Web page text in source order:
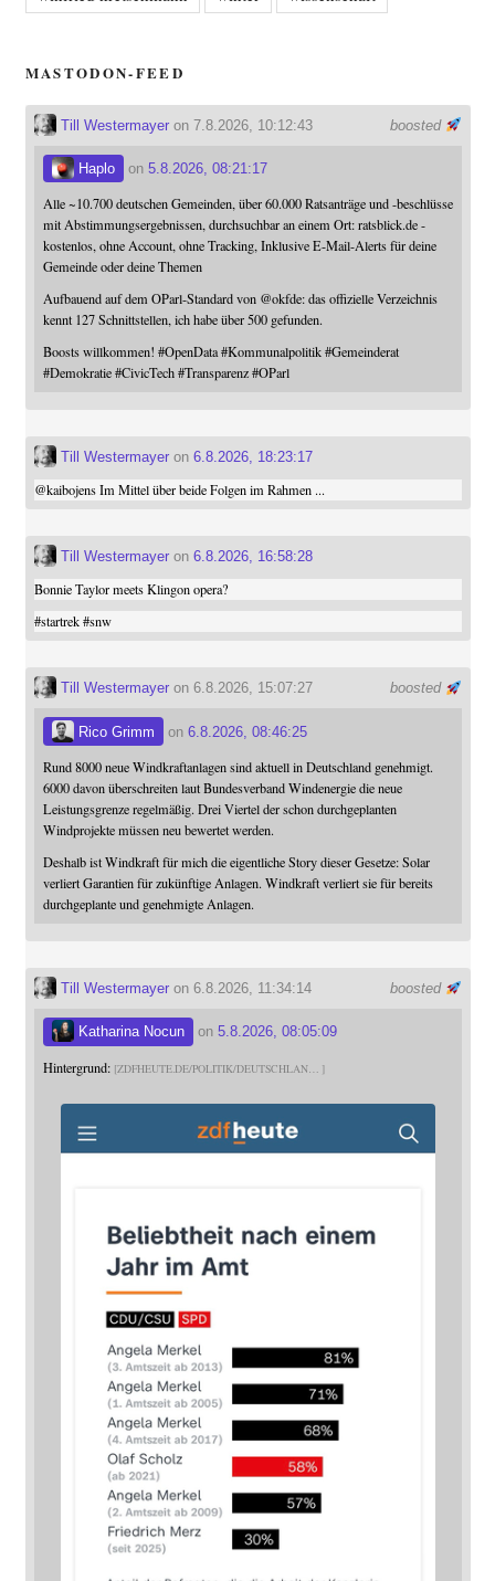
MASTODON-FEED
boosted
Till Westermayeron 7.8.2026, 10:12:43
Haplo on 5.8.2026, 08:21:17
Alle ~10.700 deutschen Gemeinden, über 60.000 Ratsanträge und -beschlüsse
mit Abstimmungsergebnissen, durchsuchbar an einem Ort: ratsblick.de -
kostenlos, ohne Account, ohne Tracking, Inklusive E-Mail-Alerts für deine
Gemeinde oder deine Themen
Aufbauend auf dem OParl-Standard von @okfde: das offizielle Verzeichnis
kennt 127 Schnittstellen, ich habe über 500 gefunden.
Boosts willkommen! #OpenData #Kommunalpolitik #Gemeinderat
#Demokratie #CivicTech #Transparenz #OParl
Till Westermayeron 6.8.2026, 18:23:17
@kaibojensIm Mittel über beide Folgen im Rahmen ...
Till Westermayeron 6.8.2026, 16:58:28
Bonnie Taylor meets Klingon opera?
#startrek #snw
boosted
Till Westermayeron 6.8.2026, 15:07:27
Rico Grimm on 6.8.2026, 08:46:25
Rund 8000 neue Windkraftanlagen sind aktuell in Deutschland genehmigt.
6000 davon überschreiten laut Bundesverband Windenergie die neue
Leistungsgrenze regelmäßig. Drei Viertel der schon durchgeplanten
Windprojekte müssen neu bewertet werden.
Deshalb ist Windkraft für mich die eigentliche Story dieser Gesetze: Solar
verliert Garantien für zukünftige Anlagen. Windkraft verliert sie für bereits
durchgeplante und genehmigte Anlagen.
boosted
Till Westermayeron 6.8.2026, 11:34:14
Katharina Nocun on 5.8.2026, 08:05:09
Hintergrund: ZDFHEUTE.DE/POLITIK/DEUTSCHLAN